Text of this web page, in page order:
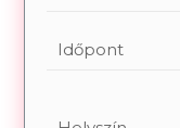
Időpont